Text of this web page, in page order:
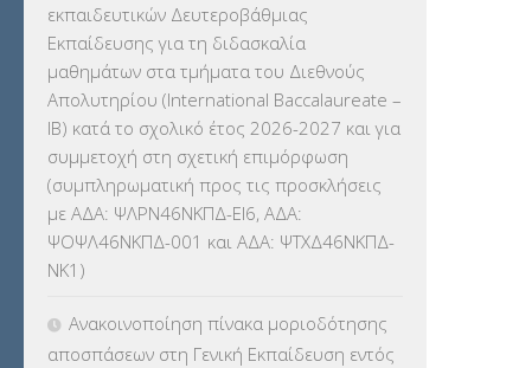
ΕΠΑΛ(366)
ΕΠΙΜΟΡΦΩΣΗ Τ.Π.Ε.(10)
ΕΥΡΩΠΑΪΚΑ ΠΡΟΓΡΑΜΜΑΤΑ(230)
ΚΕΣΥ(60)
ΚΕΣΥΠ(109)
ΓΛΩΣΣΟΜΑΘΕΙΑΣ(135)
εκπαιδευτικών Δευτεροβάθμιας
Εκπαίδευσης για τη διδασκαλία
μαθημάτων στα τμήματα του Διεθνούς
Απολυτηρίου (International Baccalaureate –
IB) κατά το σχολικό έτος 2026-2027 και για
συμμετοχή στη σχετική επιμόρφωση
(συμπληρωματική προς τις προσκλήσεις
με ΑΔΑ: ΨΛΡΝ46ΝΚΠΔ-ΕΙ6, ΑΔΑ:
ΨΟΨΛ46ΝΚΠΔ-001 και ΑΔΑ: ΨΤΧΔ46ΝΚΠΔ-
ΝΚ1)
Ανακοινοποίηση πίνακα μοριοδότησης
αποσπάσεων στη Γενική Εκπαίδευση εντός